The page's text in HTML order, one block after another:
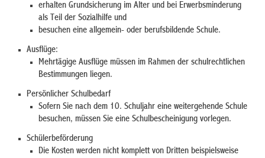
erhalten Grundsicherung im Alter und bei Erwerbsminderung
als Teil der Sozialhilfe und
besuchen eine allgemein- oder berufsbildende Schule.
Ausflüge:
Mehrtägige Ausflüge müssen im Rahmen der schulrechtlichen
Bestimmungen liegen.
Persönlicher Schulbedarf
Sofern Sie nach dem 10. Schuljahr eine weitergehende Schule
besuchen, müssen Sie eine Schulbescheinigung vorlegen.
Schülerbeförderung
Die Kosten werden nicht komplett von Dritten beispielsweise